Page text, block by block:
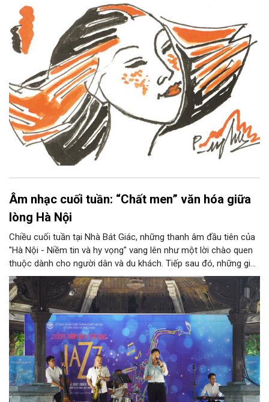
Âm nhạc cuối tuần: “Chất men” văn hóa giữa
lòng Hà Nội
Chiều cuối tuần tại Nhà Bát Giác, những thanh âm đầu tiên của
"Hà Nội - Niềm tin và hy vọng" vang lên như một lời chào quen
thuộc dành cho người dân và du khách. Tiếp sau đó, những giai
điệu jazz kinh điển của thế giới lần lượt cất lên qua phần biểu
diễn của NSƯT Quyền Văn Minh và các nghệ sĩ Bình Minh Jazz
Club, mở ra một không gian âm nhạc giàu cảm xúc ngay giữa
trung tâm Thủ đô.